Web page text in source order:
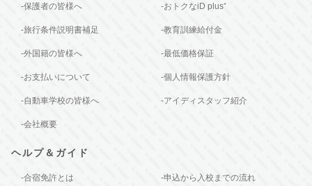
-保護者の皆様へ -おトクなiD plus⁺
-旅行条件説明書補足 -教育訓練給付金
-外国籍の皆様へ -最低価格保証
-お支払いについて -個人情報保護方針
-自動車学校の皆様へ -アイディスタッフ紹介
-会社概要
ヘルプ＆ガイド
-合宿免許とは -申込から入校までの流れ